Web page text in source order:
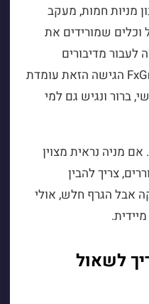
מניות חמות, מעקב
וכלים שמורידים את
מדיבורים
לפעולה, זה שווה המון. ב-FxGraph הגישה הזאת עומדת
ברור ונגיש גם למי
אם מניה נראית מצוין
צריך להבין
אבל הגרף חלש, אולי
לשאול